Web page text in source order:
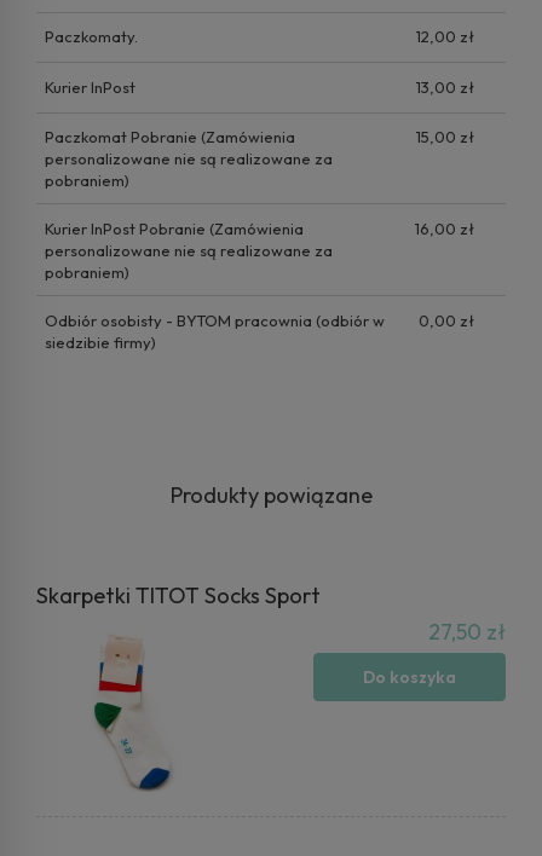
Paczkomaty. 12,00 zł
Kurier InPost 13,00 zł
Paczkomat Pobranie (Zamówienia
personalizowane nie są realizowane za
pobraniem)
15,00 zł
Kurier InPost Pobranie (Zamówienia
personalizowane nie są realizowane za
pobraniem)
16,00 zł
Odbiór osobisty - BYTOM pracownia (odbiór w
siedzibie firmy)
0,00 zł
Produkty powiązane
Skarpetki TITOT Socks Sport
27,50 zł
Do koszyka